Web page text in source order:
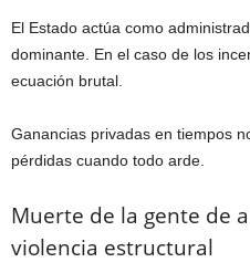
El Estado actúa como
dominante. En el caso de los
ecuación brutal.
Ganancias privadas en tiempos
pérdidas cuando todo arde.
Muerte de la gente de
violencia estructural